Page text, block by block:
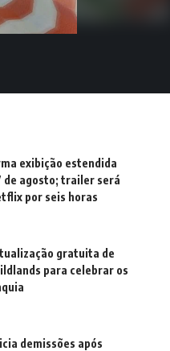
exibição estendida
de agosto; trailer será
por seis horas
gratuita de
para celebrar os
demissões após